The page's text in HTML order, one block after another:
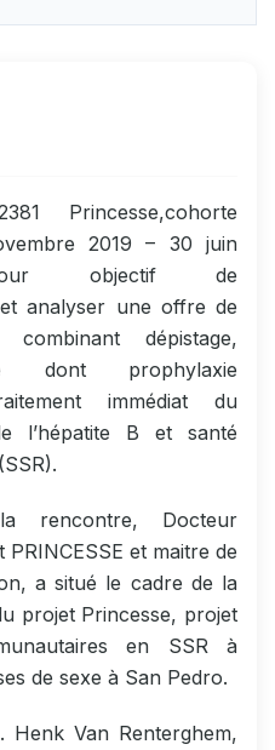
Princesse,cohorte
2019 – 30 juin
objectif de
analyser une offre de
combinant dépistage,
dont prophylaxie
immédiat du
l’hépatite B et santé
rencontre, Docteur
et maitre de
a situé le cadre de la
projet Princesse, projet
en SSR à
de sexe à San Pedro.
Henk Van Renterghem,